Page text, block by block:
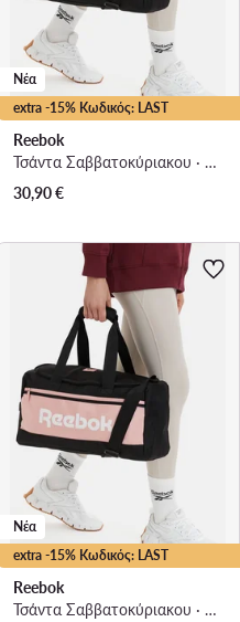
extra -15% Κωδικός: LAST
Νέα
Reebok
Τσάντα Σαββατοκύριακου · Μαύρο
30,90€
extra -15% Κωδικός: LAST
Νέα
Reebok
Τσάντα Σαββατοκύριακου · Μαύρο